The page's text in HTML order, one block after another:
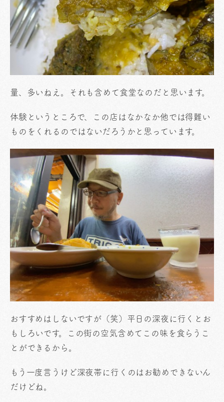
量、多いねえ。それも含めて食堂なのだと思います。
体験というところで、この店はなかなか他では得難い
ものをくれるのではないだろうかと思っています。
おすすめはしないですが（笑）平日の深夜に行くとお
もしろいです。この街の空気含めてこの味を食らうこ
とができるから。
もう一度言うけど深夜帯に行くのはお勧めできないん
だけどね。